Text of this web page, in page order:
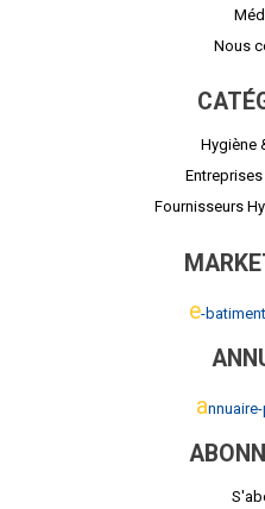
Nous
Hygiène
Fournisseurs
e-
a